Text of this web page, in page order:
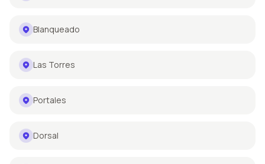
Blanqueado
Las Torres
Portales
Dorsal